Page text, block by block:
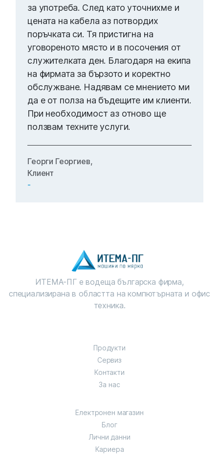
за употреба. След като уточнихме и
цената на кабела аз потвордих
поръчката си. Тя пристигна на
уговореното място и в посочения от
служителката ден. Благодаря на екипа
на фирмата за бързото и коректно
обслужване. Надявам се мнението ми
да е от полза на бъдещите им клиенти.
При необходимост аз отново ще
ползвам техните услуги.
Георги Георгиев,
Клиент
-
ИТЕМА-ПГ е водеща българска фирма,
специализирана в областта на компютърната и офис
техника.
Продукти
Сервиз
Контакти
За нас
Електронен магазин
Блог
Лични данни
Кариера